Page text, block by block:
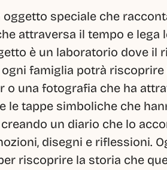
speciale che
attraversa il tempo e lega
è un laboratorio dove il
ogni famiglia potrà
o una fotografia che ha
le tappe simboliche che
un diario che lo
disegni e riflessioni.
riscoprire la storia che